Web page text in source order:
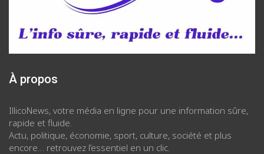
À propos
IllicoNews, votre média en ligne pour une information sûre,
rapide et fluide.
Actu, politique, économie, sport, culture, société et plus
encore… retrouvez l’essentiel en un clic.